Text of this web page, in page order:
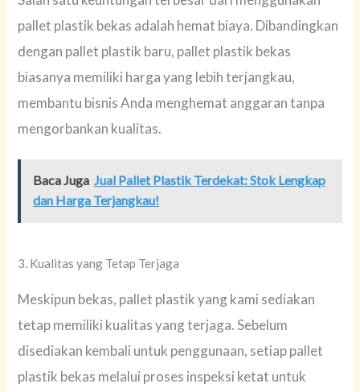
pallet plastik bekas adalah hemat biaya. Dibandingkan
dengan pallet plastik baru, pallet plastik bekas
biasanya memiliki harga yang lebih terjangkau,
membantu bisnis Anda menghemat anggaran tanpa
mengorbankan kualitas.
Baca Juga Jual Pallet Plastik Terdekat: Stok Lengkap
dan Harga Terjangkau!
3. Kualitas yang Tetap Terjaga
Meskipun bekas, pallet plastik yang kami sediakan
tetap memiliki kualitas yang terjaga. Sebelum
disediakan kembali untuk penggunaan, setiap pallet
plastik bekas melalui proses inspeksi ketat untuk